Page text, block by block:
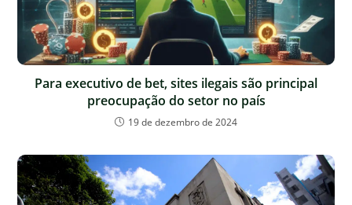
Para executivo de bet, sites ilegais são principal
preocupação do setor no país
19 de dezembro de 2024